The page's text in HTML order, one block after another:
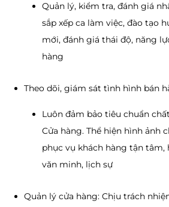
Quản lý, kiểm tra, đánh giá
sắp xếp ca làm việc, đào tạo
mới, đánh giá thái độ, năng
hàng
Theo dõi, giám sát tình hình bán
Luôn đảm bảo tiêu chuẩn
Cửa hàng. Thể hiện hình ảnh
phục vụ khách hàng tận tâm,
văn minh, lịch sự
Quản lý cửa hàng: Chịu trách